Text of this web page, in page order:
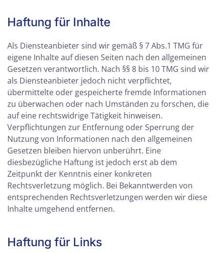
Haftung für Inhalte
Als Diensteanbieter sind wir gemäß § 7 Abs.1 TMG für
eigene Inhalte auf diesen Seiten nach den allgemeinen
Gesetzen verantwortlich. Nach §§ 8 bis 10 TMG sind wir
als Diensteanbieter jedoch nicht verpflichtet,
übermittelte oder gespeicherte fremde Informationen
zu überwachen oder nach Umständen zu forschen, die
auf eine rechtswidrige Tätigkeit hinweisen.
Verpflichtungen zur Entfernung oder Sperrung der
Nutzung von Informationen nach den allgemeinen
Gesetzen bleiben hiervon unberührt. Eine
diesbezügliche Haftung ist jedoch erst ab dem
Zeitpunkt der Kenntnis einer konkreten
Rechtsverletzung möglich. Bei Bekanntwerden von
entsprechenden Rechtsverletzungen werden wir diese
Inhalte umgehend entfernen.
Haftung für Links